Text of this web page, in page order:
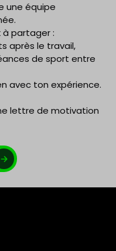
une équipe
à partager :
après le travail,
de sport entre
avec ton expérience.
lettre de motivation